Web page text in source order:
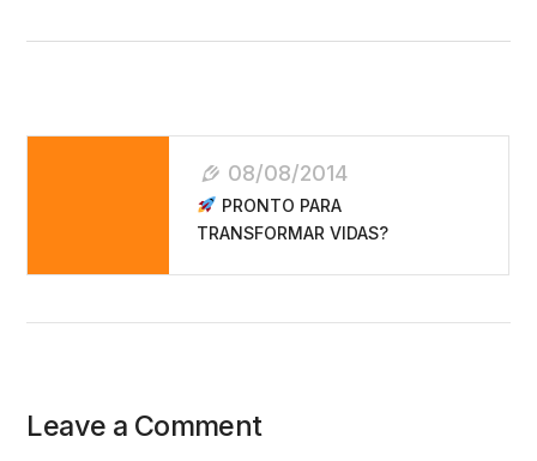
08/08/2014
PRONTO PARA
TRANSFORMAR VIDAS?
Leave a Comment